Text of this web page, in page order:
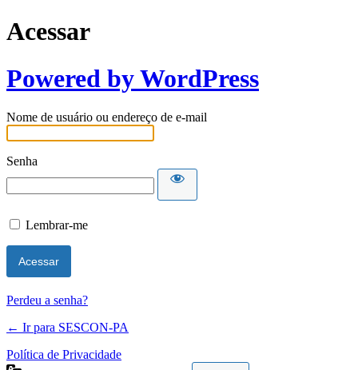
Acessar
Powered by WordPress
Nome de usuário ou endereço de e-mail
Senha
Lembrar-me
Perdeu a senha?
← Ir para SESCON-PA
Política de Privacidade